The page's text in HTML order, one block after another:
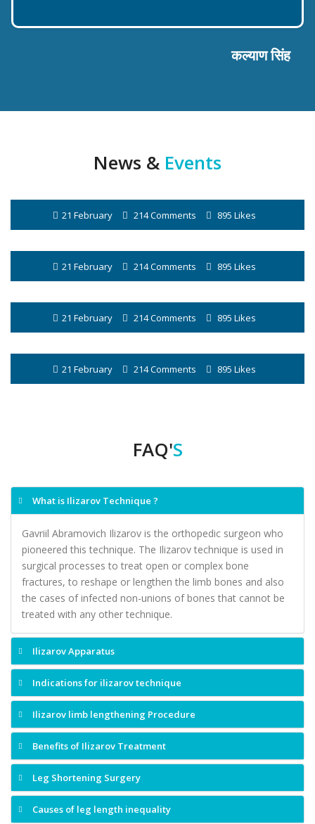
कल्याण सिंह
News & Events
21 February 214 Comments 895 Likes
21 February 214 Comments 895 Likes
21 February 214 Comments 895 Likes
21 February 214 Comments 895 Likes
FAQ'S
What is Ilizarov Technique ?
Gavriil Abramovich Ilizarov is the orthopedic surgeon who
pioneered this technique. The Ilizarov technique is used in
surgical processes to treat open or complex bone
fractures, to reshape or lengthen the limb bones and also
the cases of infected non-unions of bones that cannot be
treated with any other technique.
Ilizarov Apparatus
Indications for ilizarov technique
Ilizarov limb lengthening Procedure
Benefits of Ilizarov Treatment
Leg Shortening Surgery
Causes of leg length inequality